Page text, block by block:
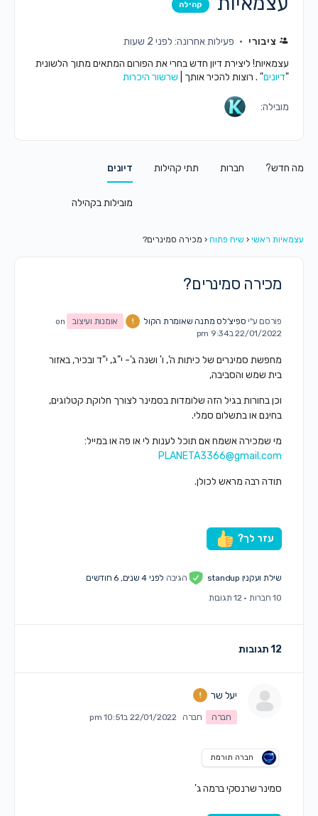
קהילה
ציבורי
פעילות אחרונה: לפני 2 שעות
עצמאיות! ליצירת דיון חדש בחרי את הפורום המתאים מתוך הלשונית
"דיונים" . רוצות להכיר אותך | שרשור היכרות
מובילה:
מה חדש? חברות תתי קהילות דיונים
מובילות בקהילה
עצמאיות ראשי ‹ שיח פתוח ‹ מכירה סמינרים?
מכירה סמינרים?
פורסם ע"י ספיצ’לס מתנה שאומרת הקול אומנות ועיצוב
on
22/01/2022 ב9:34 pm
מחפשת סמינרים של כיתות ה', ו' ושנה ג'- י"ג, י"ד ובכיר, באזור
בית שמש והסביבה,
וכן בחורות בגיל הזה שלומדות בסמינר לצורך חלוקת קטלוגים,
בחינם או בתשלום סמלי.
מי שמכירה אשמח אם תוכל לענות לי או פה או במייל:
PLANETA3366@gmail.com
תודה רבה מראש לכולן.
עזר לך?
שילת ועקנין standup הגיבה לפני 4 שנים, 6 חודשים
10 חברות
· 12 תגובות
12 תגובות
יעל שר
חברה חברה 22/01/2022 ב10:51 pm
חברה תורמת
סמינר שרנסקי ברמה ג'